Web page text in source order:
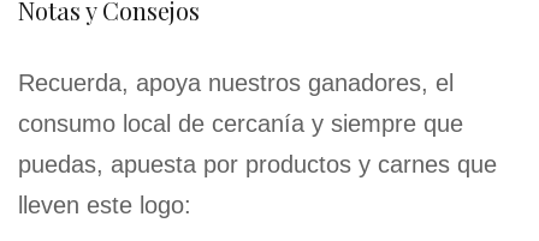
Notas y Consejos
Recuerda, apoya nuestros ganadores, el
consumo local de cercanía y siempre que
puedas, apuesta por productos y carnes que
lleven este logo: